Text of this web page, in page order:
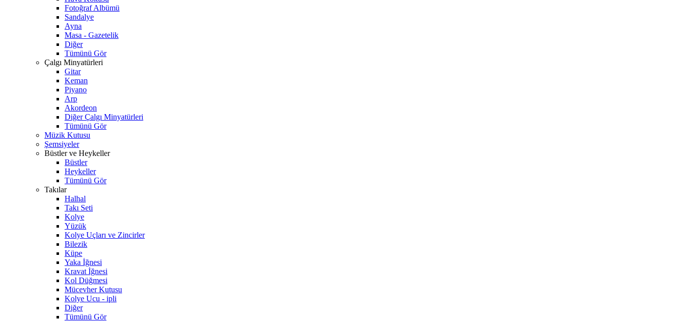
Fotoğraf Albümü
Sandalye
Ayna
Masa - Gazetelik
Diğer
Tümünü Gör
Çalgı Minyatürleri
Gitar
Keman
Piyano
Arp
Akordeon
Diğer Çalgı Minyatürleri
Tümünü Gör
Müzik Kutusu
Şemsiyeler
Büstler ve Heykeller
Büstler
Heykeller
Tümünü Gör
Takılar
Halhal
Takı Seti
Kolye
Yüzük
Kolye Uçları ve Zincirler
Bilezik
Küpe
Yaka İğnesi
Kravat İğnesi
Kol Düğmesi
Mücevher Kutusu
Kolye Ucu - ipli
Diğer
Tümünü Gör